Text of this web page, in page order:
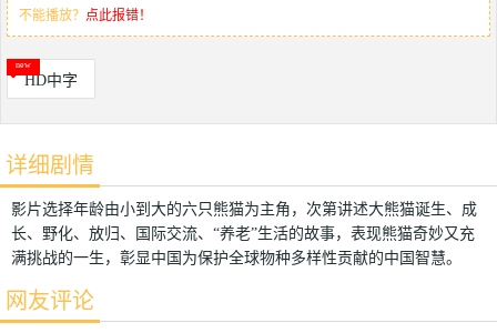
不能播放？ 点此报错！
HD中字
详细剧情
影片选择年龄由小到大的六只熊猫为主角，次第讲述大熊猫诞生、成
长、野化、放归、国际交流、“养老”生活的故事，表现熊猫奇妙又充
满挑战的一生，彰显中国为保护全球物种多样性贡献的中国智慧。
网友评论